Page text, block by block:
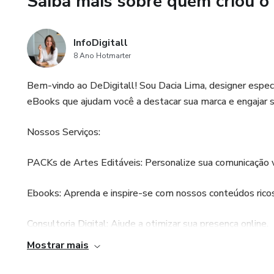
Resultado? Crescimento no
👩‍🍼 Ideal para:
Profissionais que querem
Quem deseja ganhar
⚡ Use seu Instagram como
InfoDigitall
8 Ano Hotmarter
Bem-vindo ao DeDigitall! Sou Dacia Lima, designer
eBooks que ajudam você a destacar sua marca e engajar
Nossos Serviços:
PACKs de Artes Editáveis: Personalize sua
Ebooks: Aprenda e inspire-se com nossos conteúdos
Consultoria Digital: Ajude a otimizar sua presença online.
Mostrar mais